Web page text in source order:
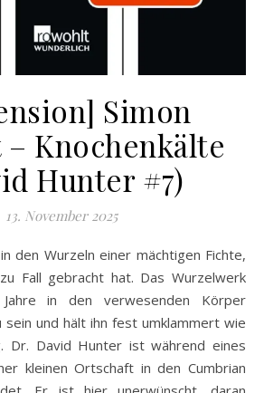
Simon
– Knochenkälte
Hunter #7)
13. November 2025
Fall gebracht hat. Das Wurzelwerk
in den verwesenden Körper
sein und hält ihn fest umklammert wie
Dr. David Hunter ist während eines
kleinen Ortschaft in den Cumbrian